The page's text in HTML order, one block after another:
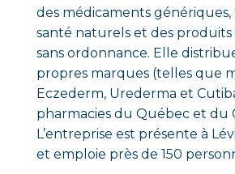
des médicaments
santé naturels et des
sans ordonnance. Elle
propres marques (telles que
Eczederm, Urederma et
pharmacies du Québec et du
L’entreprise est présente à
et emploie près de 150